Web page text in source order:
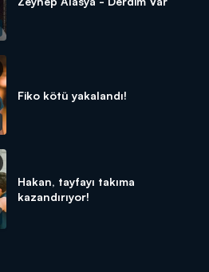
Fiko kötü yakalandı!
Hakan, tayfayı takıma
kazandırıyor!